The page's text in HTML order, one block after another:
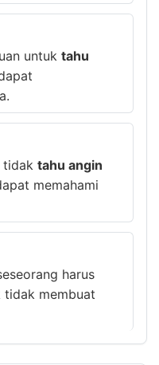
untuk tahu
tidak tahu angin
memahami
harus
tidak membuat